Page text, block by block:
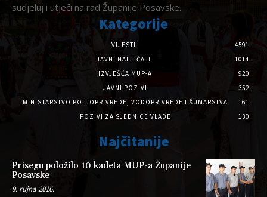
sudjeluj i utječi na rad Županije Posavske.
Kategorije
VIJESTI
4591
JAVNI NATJEČAJI
1014
IZVJEŠĆA MUP-A
920
JAVNI POZIVI
352
MINISTARSTVO POLJOPRIVREDE, VODOPRIVREDE I ŠUMARSTVA
161
POZIVI ZA SJEDNICE VLADE
130
Najčitanije
Prisegu položilo 10 kadeta MUP-a Županije
Posavske
9. rujna 2016.